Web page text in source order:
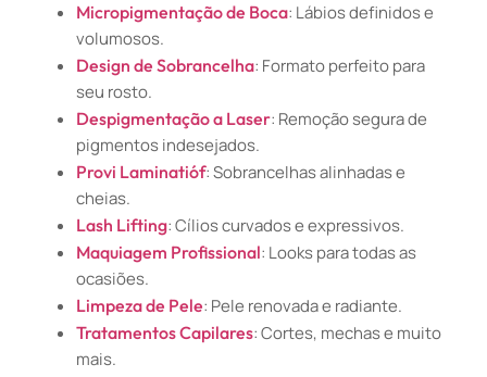
Micropigmentação de Boca: Lábios definidos e
volumosos.
Design de Sobrancelha: Formato perfeito para
seu rosto.
Despigmentação a Laser: Remoção segura de
pigmentos indesejados.
Provi Laminatióf: Sobrancelhas alinhadas e
cheias.
Lash Lifting: Cílios curvados e expressivos.
Maquiagem Profissional: Looks para todas as
ocasiões.
Limpeza de Pele: Pele renovada e radiante.
Tratamentos Capilares: Cortes, mechas e muito
mais.